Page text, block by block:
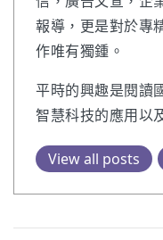
報導，更是對於專
作唯有獨鍾。
平時的興趣是閱讀
智慧科技的應用以
View all posts